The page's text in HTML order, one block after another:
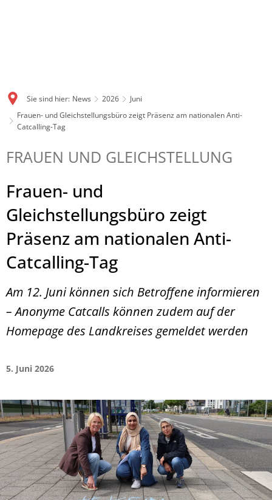
Sie sind hier: News 2026
Juni
Frauen- und Gleichstellungsbüro zeigt Präsenz am nationalen Anti-
Catcalling-Tag
FRAUEN UND GLEICHSTELLUNG
Frauen- und
Gleichstellungsbüro zeigt
Präsenz am nationalen Anti-
Catcalling-Tag
Am 12. Juni können sich Betroffene informieren
– Anonyme Catcalls können zudem auf der
Homepage des Landkreises gemeldet werden
5. Juni 2026